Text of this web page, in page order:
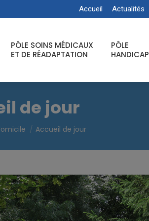
Accueil Actualités
PÔLE SOINS MÉDICAUX
ET DE RÉADAPTATION
PÔLE
HANDICAP
de jour
Accueil de jour